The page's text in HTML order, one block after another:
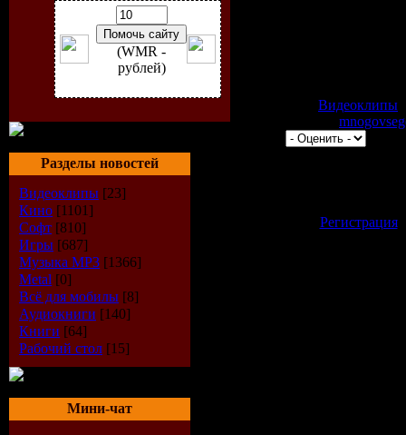
(WMR -
рублей)
Разделы новостей
Видеоклипы [23]
Кино [1101]
Софт [810]
Игры [687]
Музыка МР3 [1366]
Metal [0]
Всё для мобилы [8]
Аудиокниги [140]
Книги [64]
Рабочий стол [15]
Мини-чат
Видеоклипы
Регистрация